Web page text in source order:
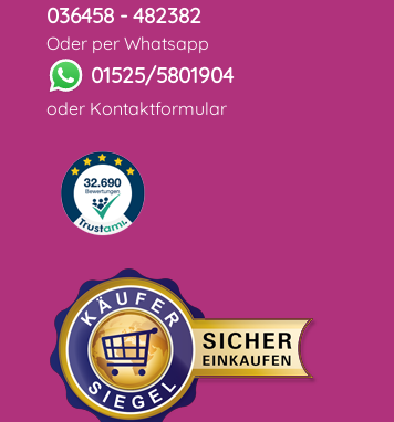
036458 - 482382
Oder per Whatsapp
01525/5801904
oder Kontaktformular